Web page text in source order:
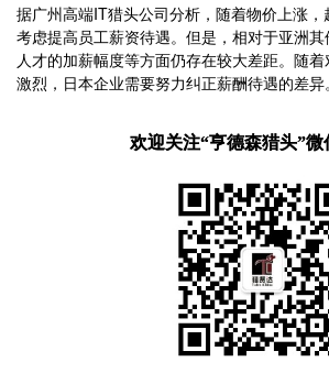
据广州高端IT猎头公司分析，随着物价上涨
考虑提高员工薪资待遇。但是，相对于亚洲
人才的加薪幅度等方面仍存在较大差距。随
激烈，日本企业需要努力纠正薪酬待遇的差异。
欢迎关注“亨德森猎头”微